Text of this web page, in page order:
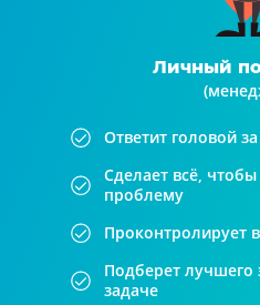
Личный
Ответит головой
Сделает всё,
проблему
Проконтролирует
Подберет лучшего
задаче